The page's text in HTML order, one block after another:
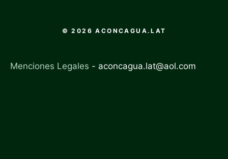
© 2026 ACONCAGUA.LAT
Menciones Legales - aconcagua.lat@aol.com